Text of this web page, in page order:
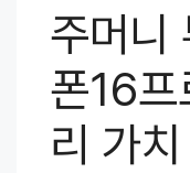
주머니
폰16프
리 가치